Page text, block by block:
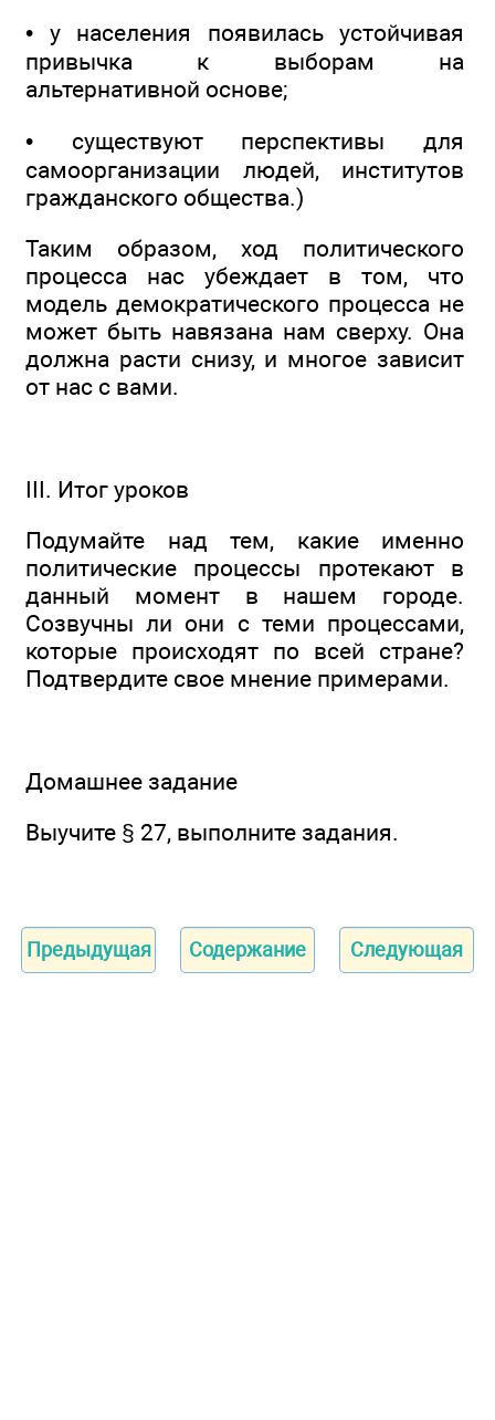
• у населения появилась устойчивая
привычка к выборам на
альтернативной основе;
• существуют перспективы для
самоорганизации людей, институтов
гражданского общества.)
Таким образом, ход политического
процесса нас убеждает в том, что
модель демократического процесса не
может быть навязана нам сверху. Она
должна расти снизу, и многое зависит
от нас с вами.
III. Итог уроков
Подумайте над тем, какие именно
политические процессы протекают в
данный момент в нашем городе.
Созвучны ли они с теми процессами,
которые происходят по всей стране?
Подтвердите свое мнение примерами.
Домашнее задание
Выучите § 27, выполните задания.
Предыдущая Содержание Следующая